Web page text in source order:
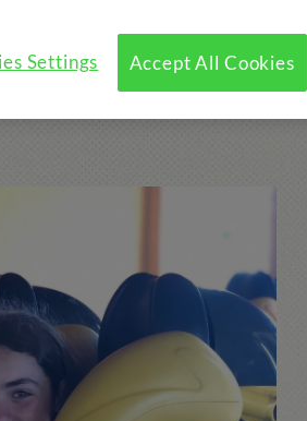
Accept All Cookies
Settings